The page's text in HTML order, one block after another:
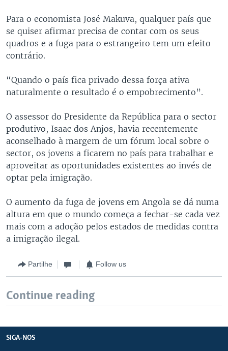
Para o economista José Makuva, qualquer país que
se quiser afirmar precisa de contar com os seus
quadros e a fuga para o estrangeiro tem um efeito
contrário.
“Quando o país fica privado dessa força ativa
naturalmente o resultado é o empobrecimento”.
O assessor do Presidente da República para o sector
produtivo, Isaac dos Anjos, havia recentemente
aconselhado à margem de um fórum local sobre o
sector, os jovens a ficarem no país para trabalhar e
aproveitar as oportunidades existentes ao invés de
optar pela imigração.
O aumento da fuga de jovens em Angola se dá numa
altura em que o mundo começa a fechar-se cada vez
mais com a adoção pelos estados de medidas contra
a imigração ilegal.
Partilhe Follow us
Continue reading
SIGA-NOS